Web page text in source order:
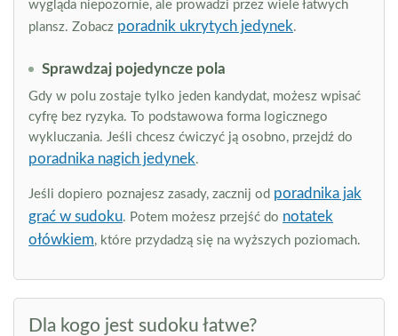
wygląda niepozornie, ale prowadzi przez wiele łatwych
plansz. Zobacz poradnik ukrytych jedynek.
Sprawdzaj pojedyncze pola
Gdy w polu zostaje tylko jeden kandydat, możesz wpisać
cyfrę bez ryzyka. To podstawowa forma logicznego
wykluczania. Jeśli chcesz ćwiczyć ją osobno, przejdź do
poradnika nagich jedynek.
Jeśli dopiero poznajesz zasady, zacznij od poradnika jak
grać w sudoku. Potem możesz przejść do notatek
ołówkiem, które przydadzą się na wyższych poziomach.
Dla kogo jest sudoku łatwe?